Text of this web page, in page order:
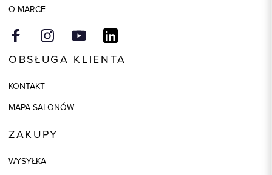
O MARCE
OBSŁUGA KLIENTA
KONTAKT
MAPA SALONÓW
ZAKUPY
WYSYŁKA